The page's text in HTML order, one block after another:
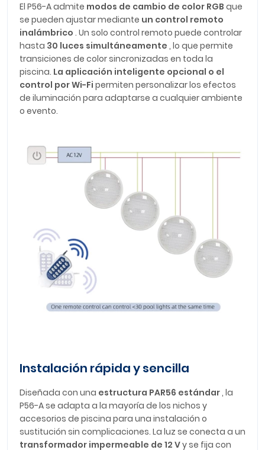
El P56-A admite modos de cambio de color RGB que
se pueden ajustar mediante un control remoto
inalámbrico . Un solo control remoto puede controlar
hasta 30 luces simultáneamente , lo que permite
transiciones de color sincronizadas en toda la
piscina. La aplicación inteligente opcional o el
control por Wi-Fi permiten personalizar los efectos
de iluminación para adaptarse a cualquier ambiente
o evento.
Instalación rápida y sencilla
Diseñada con una estructura PAR56 estándar, la
P56-A se adapta a la mayoría de los nichos y
accesorios de piscina para una instalación o
sustitución sin complicaciones. La luz se conecta a un
transformador impermeable de 12 Vy se fija con